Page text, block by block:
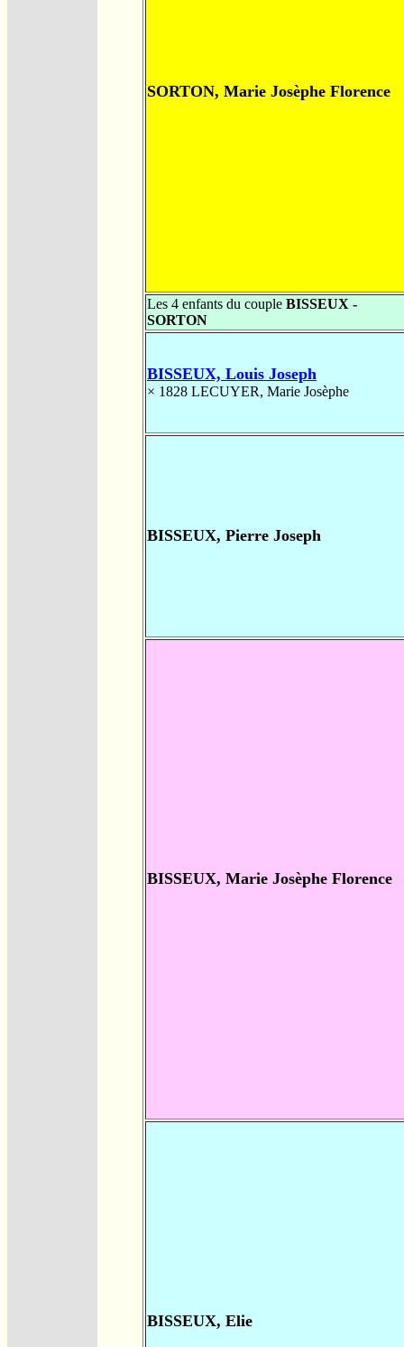
SORTON, Marie Josèphe Florence
Les 4 enfants du couple BISSEUX -
SORTON
BISSEUX, Louis Joseph
× 1828 LECUYER, Marie Josèphe
BISSEUX, Pierre Joseph
BISSEUX, Marie Josèphe Florence
BISSEUX, Elie